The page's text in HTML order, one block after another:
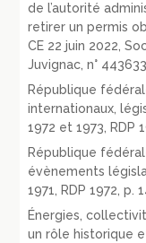
de l’autorité
retirer un permis
CE 22 juin 2022,
Juvignac, n° 443633
République
internationaux,
1972 et 1973, RDP
République
évènements
1971, RDP 1972, p.
Énergies,
un rôle historique